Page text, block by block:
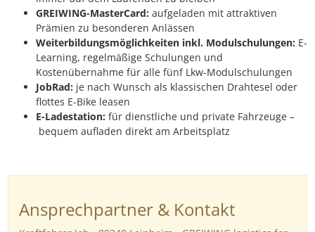
GREIWING-MasterCard: aufgeladen mit attraktiven
Prämien zu besonderen Anlässen
Weiterbildungsmöglichkeiten inkl. Modulschulungen: E-
Learning, regelmäßige Schulungen und
Kostenübernahme für alle fünf Lkw-Modulschulungen
JobRad: je nach Wunsch als klassischen Drahtesel oder
flottes E-Bike leasen
E-Ladestation: für dienstliche und private Fahrzeuge –
bequem aufladen direkt am Arbeitsplatz
Ansprechpartner & Kontakt